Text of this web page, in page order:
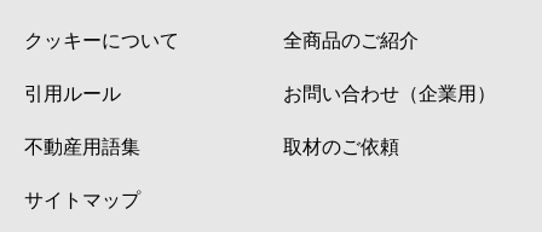
クッキーについて
引用ルール
不動産用語集
サイトマップ
全商品のご紹介
お問い合わせ（企業用）
取材のご依頼